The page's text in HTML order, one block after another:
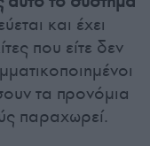
και έχει
που είτε δεν
τα προνόμια
παραχωρεί.